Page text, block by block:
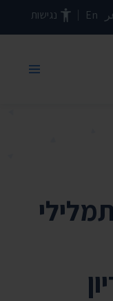
En נגישות